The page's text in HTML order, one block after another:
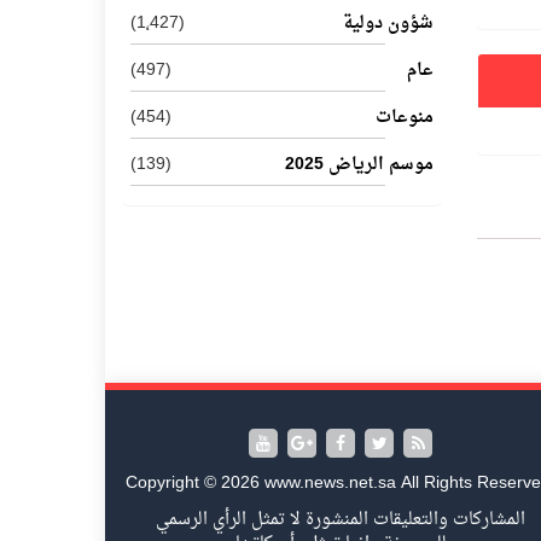
شؤون دولية
(1٬427)
عام
(497)
منوعات
(454)
موسم الرياض 2025
(139)
Copyright © 2026 www.news.net.sa All Rights
المشاركات والتعليقات المنشورة لا تمثل الرأي الرسمي